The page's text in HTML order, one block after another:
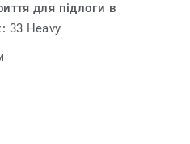
для підлоги в
33 Heavy